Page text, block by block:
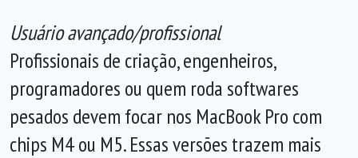
Usuário avançado/profissional
Profissionais de criação, engenheiros,
programadores ou quem roda softwares
pesados devem focar nos MacBook Pro com
chips M4 ou M5. Essas versões trazem mais